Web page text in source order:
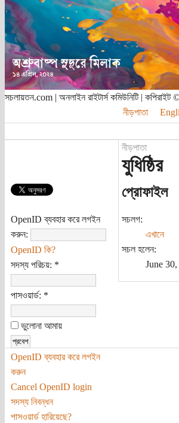
সচলায়তন.com | অনলাইন রাইটার্স কমিউনিটি |
নীড়পাতা
OpenID ব্যবহার করে লগইন
করুন:
OpenID কি?
সদস্য পরিচয়: *
পাসওয়ার্ড: *
ভুলোনা আমায়
OpenID ব্যবহার করে লগইন
করুন
Cancel OpenID login
সদস্য নিবন্ধন
পাসওয়ার্ড হারিয়েছে?
নীড়পাতা
যুধিষ্ঠির
প্রোফাইল
সচলগ:
এখানে
সচল হলেন:
June